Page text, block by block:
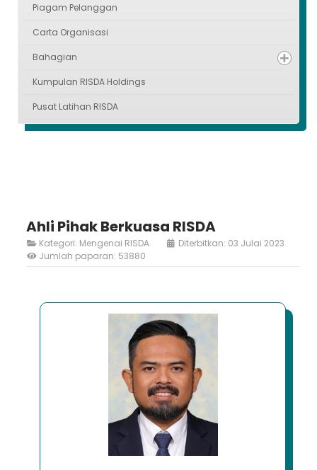
Piagam Pelanggan
Carta Organisasi
Bahagian
Kumpulan RISDA Holdings
Pusat Latihan RISDA
Ahli Pihak Berkuasa RISDA
Kategori: Mengenai RISDA
Diterbitkan: 03 Julai 2023
Jumlah paparan: 53880